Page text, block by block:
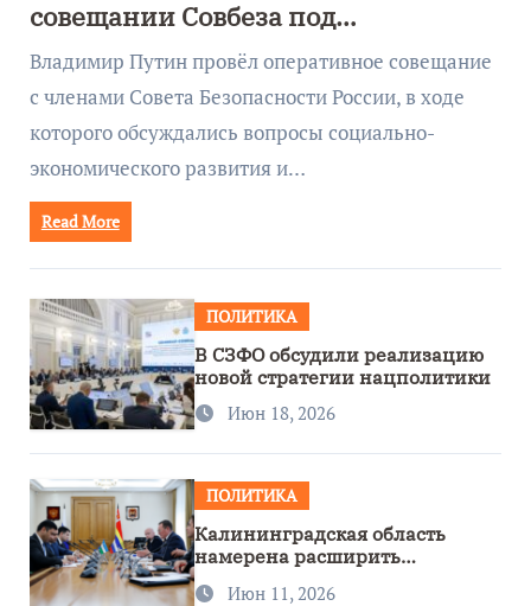
совещании Совбеза под
руководством Путина
Владимир Путин провёл оперативное совещание
с членами Совета Безопасности России, в ходе
которого обсуждались вопросы социально-
экономического развития и…
Read More
ПОЛИТИКА
В СЗФО обсудили реализацию
новой стратегии нацполитики
Июн 18, 2026
ПОЛИТИКА
Калининградская область
намерена расширить
сотрудничество с Узбекистаном
Июн 11, 2026